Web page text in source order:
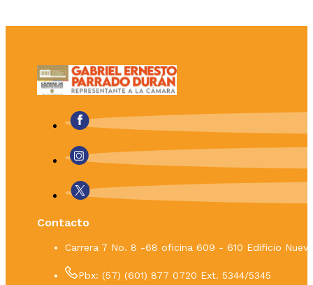
Contacto
Carrera 7 No. 8 -68 oficina 609 - 610 Edificio
Pbx: (57) (601) 877 0720 Ext. 5344/5345